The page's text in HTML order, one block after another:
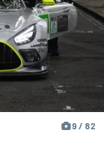
9 / 82